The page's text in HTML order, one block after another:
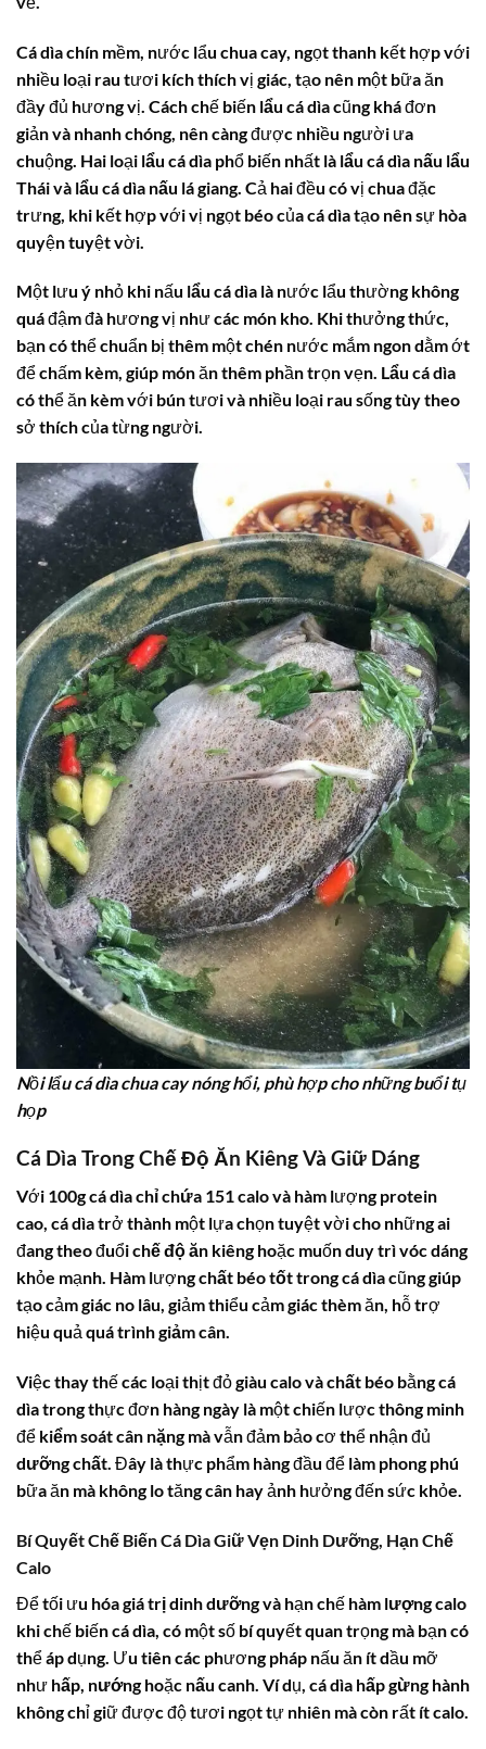
Cá dìachín mềm, nước lẩu chua cay, ngọt thanh kết hợp với
nhiều loại rau tươi kích thích vị giác, tạo nên một bữa ăn
đầy đủ hương vị. Cách chế biến lẩu cá dìacũng khá đơn
giản và nhanh chóng, nên càng được nhiều người ưa
chuộng. Hai loại lẩu cá dìa phổ biến nhất là lẩu cá dìa nấu lẩu
Tháivà lẩu cá dìa nấu lá giang. Cả hai đều có vị chua đặc
trưng, khi kết hợp với vị ngọt béo củacá dìatạo nên sự hòa
quyện tuyệt vời.
Một lưu ý nhỏ khi nấu lẩu cá dìa là nước lẩu thường không
quá đậm đà hương vị như các món kho. Khi thưởng thức,
bạn có thể chuẩn bị thêm một chén nước mắm ngon dằm ớt
để chấm kèm, giúp món ăn thêm phần trọn vẹn. Lẩu cá dìa
có thể ăn kèm với bún tươi và nhiều loại rau sống tùy theo
sở thích của từng người.
Nồi lẩu cá dìa chua cay nóng hổi, phù hợp cho những buổi tụ
họp
Cá Dìa Trong Chế Độ Ăn Kiêng Và Giữ Dáng
Với 100g cá dìa chỉ chứa 151 calovà hàm lượngprotein
cao, cá dìatrở thành một lựa chọn tuyệt vời cho những ai
đang theo đuổichế độ ăn kiênghoặc muốn duy trì vóc dáng
khỏe mạnh. Hàm lượngchất béo tốttrongcá dìacũng giúp
tạo cảm giác no lâu, giảm thiểu cảm giác thèm ăn, hỗ trợ
hiệu quả quá trìnhgiảm cân.
Việc thay thế các loại thịt đỏ giàu calovàchất béo bằngcá
dìatrong thực đơn hàng ngày là một chiến lược thông minh
để kiểm soát cân nặngmà vẫn đảm bảo cơ thể nhận đủ
dưỡng chất . Đây là thực phẩm hàng đầu để làm phong phú
bữa ăn mà không lo tăng cân hay ảnh hưởng đến sức khỏe.
Bí Quyết Chế Biến Cá Dìa Giữ Vẹn Dinh Dưỡng, Hạn Chế
Calo
Để tối ưu hóagiá trị dinh dưỡngvà hạn chế hàm lượng calo
khi chế biếncá dìa , có một số bí quyết quan trọng mà bạn có
thể áp dụng. Ưu tiên các phương pháp nấu ăn ít dầu mỡ
như hấp nướnghoặc nấu canh . Ví dụ, cá dìa hấp gừng hành
không chỉ giữ được độ tươi ngọt tự nhiên mà còn rất ítcalo